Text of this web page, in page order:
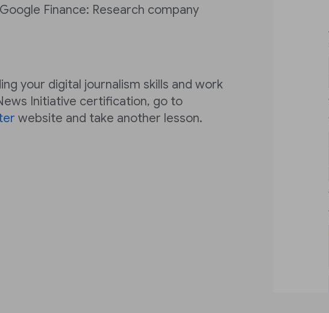
Finance: Research company
your digital journalism skills and work
Initiative certification, go to
website and take another lesson.